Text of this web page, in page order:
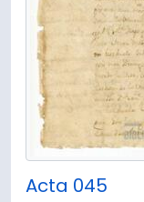
Acta 045